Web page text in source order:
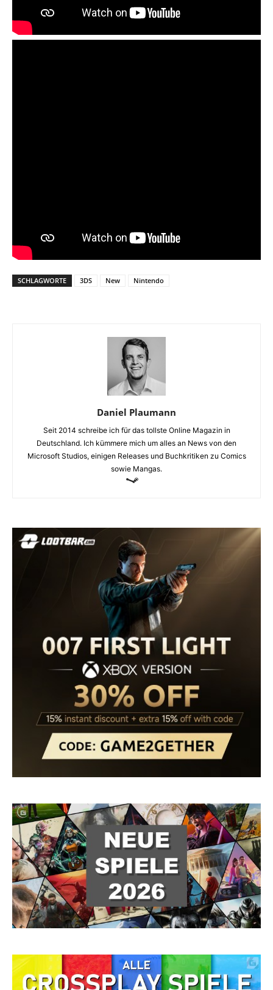
SCHLAGWORTE 3DS New Nintendo
Daniel Plaumann
Seit 2014 schreibe ich für das tollste Online Magazin in
Deutschland. Ich kümmere mich um alles an News von den
Microsoft Studios, einigen Releases und Buchkritiken zu Comics
sowie Mangas.